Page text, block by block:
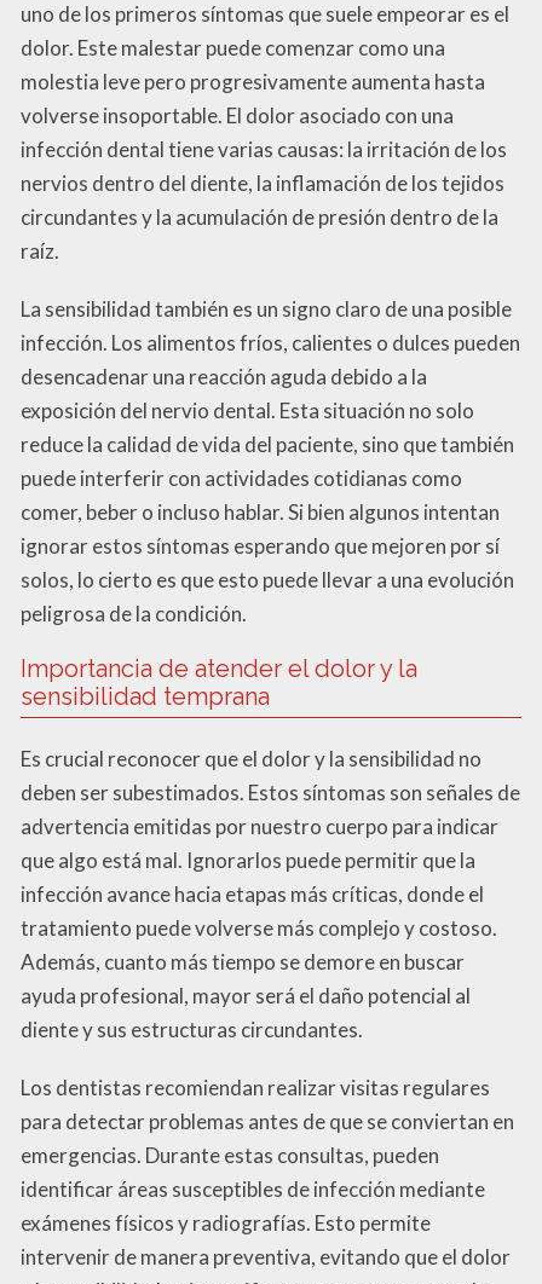
uno de los primeros síntomas que suele empeorar es el
dolor. Este malestar puede comenzar como una
molestia leve pero progresivamente aumenta hasta
volverse insoportable. El dolor asociado con una
infección dental tiene varias causas: la irritación de los
nervios dentro del diente, la inflamación de los tejidos
circundantes y la acumulación de presión dentro de la
raíz.
La sensibilidad también es un signo claro de una posible
infección. Los alimentos fríos, calientes o dulces pueden
desencadenar una reacción aguda debido a la
exposición del nervio dental. Esta situación no solo
reduce la calidad de vida del paciente, sino que también
puede interferir con actividades cotidianas como
comer, beber o incluso hablar. Si bien algunos intentan
ignorar estos síntomas esperando que mejoren por sí
solos, lo cierto es que esto puede llevar a una evolución
peligrosa de la condición.
Importancia de atender el dolor y la
sensibilidad temprana
Es crucial reconocer que el dolor y la sensibilidad no
deben ser subestimados. Estos síntomas son señales de
advertencia emitidas por nuestro cuerpo para indicar
que algo está mal. Ignorarlos puede permitir que la
infección avance hacia etapas más críticas, donde el
tratamiento puede volverse más complejo y costoso.
Además, cuanto más tiempo se demore en buscar
ayuda profesional, mayor será el daño potencial al
diente y sus estructuras circundantes.
Los dentistas recomiendan realizar visitas regulares
para detectar problemas antes de que se conviertan en
emergencias. Durante estas consultas, pueden
identificar áreas susceptibles de infección mediante
exámenes físicos y radiografías. Esto permite
intervenir de manera preventiva, evitando que el dolor